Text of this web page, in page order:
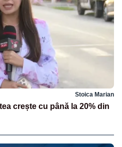
Stoica Marian
crește cu până la 20% din